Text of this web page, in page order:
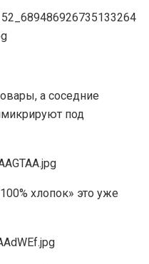
а соседние
под
хлопок» это уже